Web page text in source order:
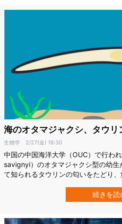
海のオタマジャクシ、タウ
生物学 2/27(金) 18:30
中国の中国海洋大学（OUC）で行わ
savignyi）のオタマジャクシ型の幼
て知られるタウリンの匂いをたどり
ヤ成体の体から小さな分子だけを取
マジャクシ型幼生を引き寄せるかを
続きを読